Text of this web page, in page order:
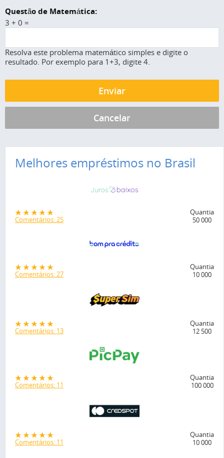
Questão de Matemática:
3 + 0 =
Resolva este problema matemático simples e digite o
resultado. Por exemplo para 1+3, digite 4.
Melhores empréstimos no Brasil
Comentários: 25
Quantia
50 000
Comentários: 27
Quantia
10 000
Comentários: 13
Quantia
12 500
Comentários: 11
Quantia
100 000
Comentários: 11
Quantia
10 000